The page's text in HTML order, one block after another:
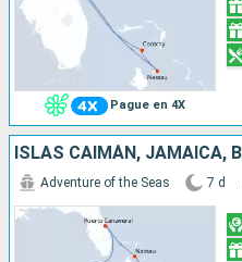
Pague en 4X
Adventure of the Seas 7 d